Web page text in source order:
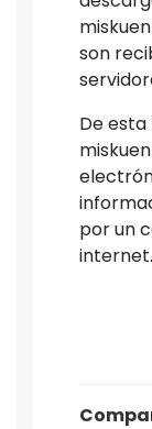
son
De
por un
internet.